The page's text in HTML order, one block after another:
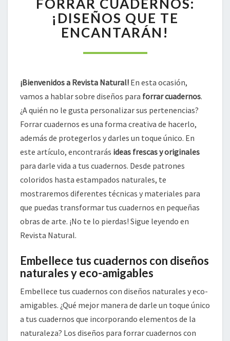
FORRAR
CUADERNOS:
¡DISEÑOS
TE
FORRAR CUADERNOS:
¡DISEÑOS QUE TE
ENCANTARÁN!
¡Bienvenidos a Revista Natural! En esta ocasión,
vamos a hablar sobre diseños para forrar cuadernos.
¿A quién no le gusta personalizar sus pertenencias?
Forrar cuadernos es una forma creativa de hacerlo,
además de protegerlos y darles un toque único. En
este artículo, encontrarás ideas frescas y originales
para darle vida a tus cuadernos. Desde patrones
coloridos hasta estampados naturales, te
mostraremos diferentes técnicas y materiales para
que puedas transformar tus cuadernos en pequeñas
obras de arte. ¡No te lo pierdas! Sigue leyendo en
Revista Natural.
Embellece tus cuadernos con diseños
naturales y eco-amigables
Embellece tus cuadernos con diseños naturales y eco-
amigables. ¿Qué mejor manera de darle un toque único
a tus cuadernos que incorporando elementos de la
naturaleza? Los diseños para forrar cuadernos con